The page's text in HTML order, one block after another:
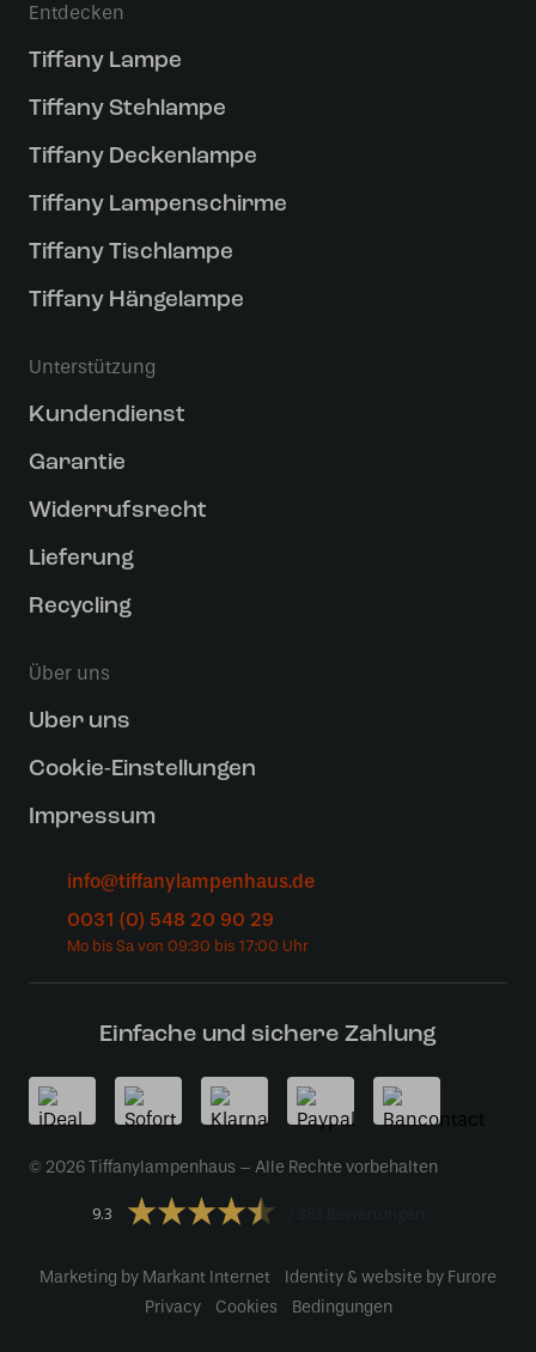
Entdecken
Tiffany Lampe
Tiffany Stehlampe
Tiffany Deckenlampe
Tiffany Lampenschirme
Tiffany Tischlampe
Tiffany Hängelampe
Unterstützung
Kundendienst
Garantie
Widerrufsrecht
Lieferung
Recycling
Über uns
Uber uns
Cookie-Einstellungen
Impressum
info@tiffanylampenhaus.de
0031 (0) 548 20 90 29
Einfache und sichere Zahlung
© 2026 Tiffanylampenhaus – Alle Rechte vorbehalten
9.3
Marketing by Markant Internet
Identity & website by Furore
Privacy
Cookies Bedingungen